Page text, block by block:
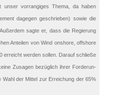
unser vorran­gi­ges Thema, da haben
dagegen geschrie­ben) sowie die
sagte er, dass die Regie­rung
Antei­len von Wind onshore, offshore
erreicht werden sollen. Darauf schließe
Zusagen bezüg­lich ihrer Forde­run­
der Mittel zur Errei­chung der 65%